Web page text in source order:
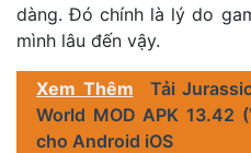
dàng. Đó chính là lý do
mình lâu đến vậy.
Xem Thêm
Tải
World MOD APK 13.42
cho Android iOS